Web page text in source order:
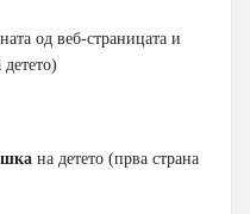
од веб-страницата и
на детето (прва страна